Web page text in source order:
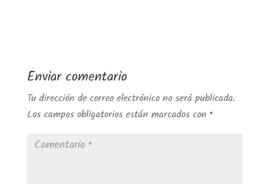
Enviar comentario
Tu dirección de correo electrónico no será publicada.
Los campos obligatorios están marcados con *